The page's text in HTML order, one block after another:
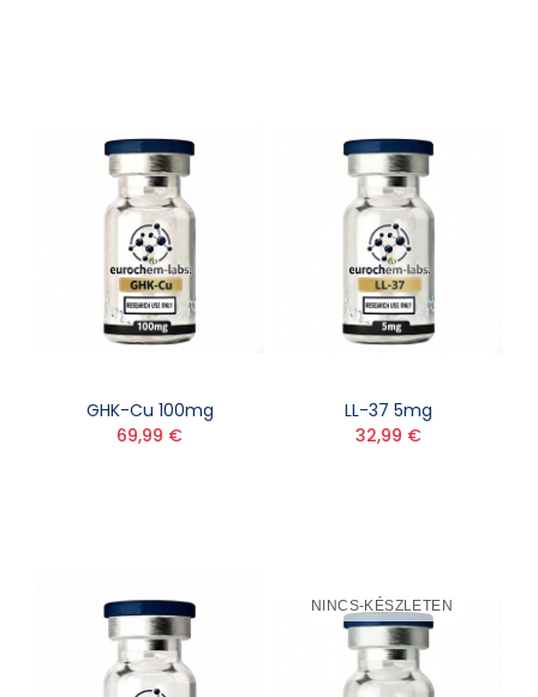
GHK-Cu 100mg
69,99 €
LL-37 5mg
32,99 €
NINCS-KÉSZLETEN